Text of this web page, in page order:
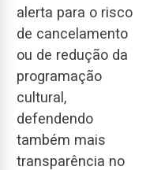
alerta para o risco
de cancelamento
ou de redução da
programação
cultural,
defendendo
também mais
transparência no